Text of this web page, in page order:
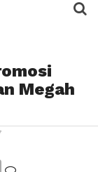
Megah